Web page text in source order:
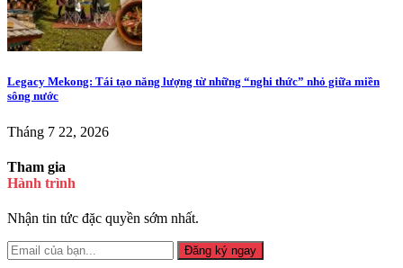
Legacy Mekong: Tái tạo năng lượng từ những “nghi thức” nhỏ giữa miền
sông nước
Tháng 7 22, 2026
Tham gia
Hành trình
Nhận tin tức đặc quyền sớm nhất.
Đăng ký ngay